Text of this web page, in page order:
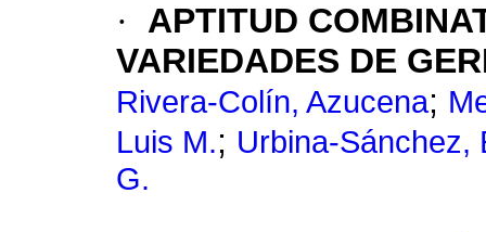
·
APTITUD
VARIEDADES DE
Rivera-Colín, Azucena;
Luis M.; Urbina-Sánchez,
G.